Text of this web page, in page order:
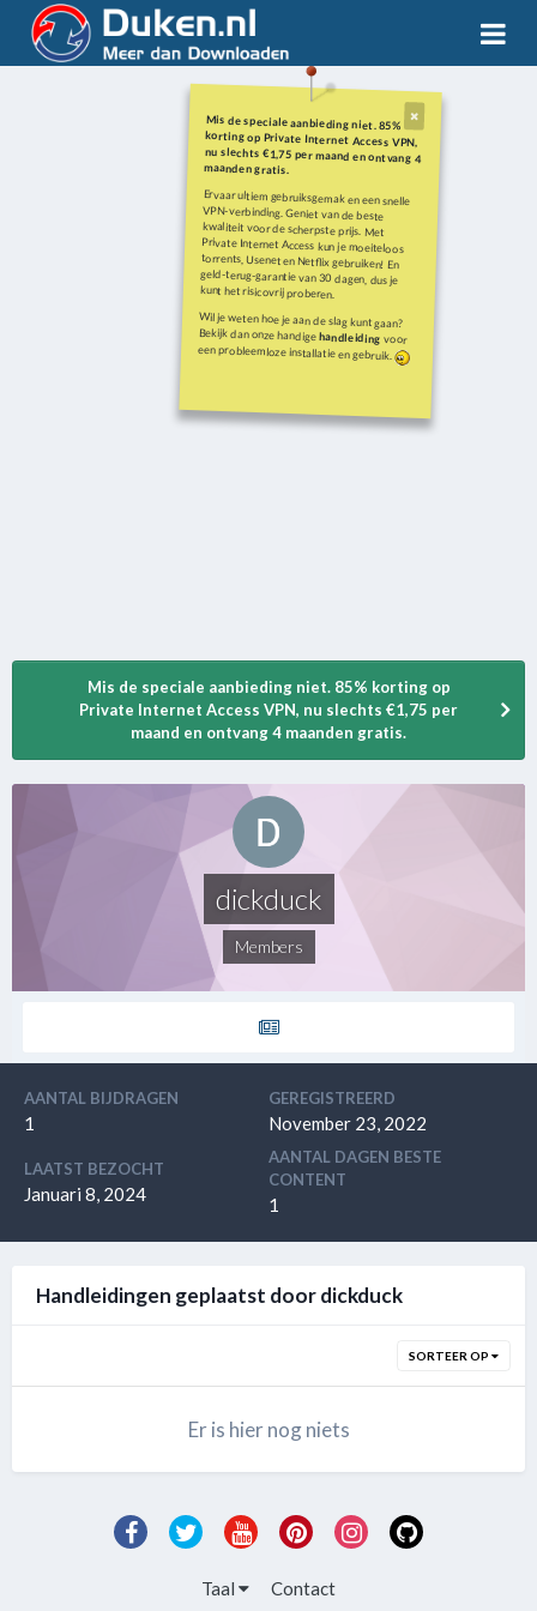
Mis de speciale aanbieding niet. 85%
korting op Private Internet Access VPN,
nu slechts €1,75 per maand en ontvang 4
maanden gratis.
Ervaar ultiem gebruiksgemak en een snelle
VPN-verbinding. Geniet van de beste
kwaliteit voor de scherpste prijs. Met
Private Internet Access kun je moeiteloos
torrents, Usenet en Netflix gebruiken! En
geld-terug-garantie van 30 dagen, dus je
kunt het risicovrij proberen.
Wil je weten hoe je aan de slag kunt gaan?
Bekijk dan onze handigehandleiding voor
een probleemloze installatie en gebruik.
Mis de speciale aanbieding niet. 85% korting op
Private Internet Access VPN, nu slechts €1,75 per
maand en ontvang 4 maanden gratis.
dickduck
Members
AANTAL BIJDRAGEN
1
GEREGISTREERD
November 23, 2022
LAATST BEZOCHT
Januari 8, 2024
AANTAL DAGEN BESTE
CONTENT
1
Handleidingen geplaatst door dickduck
SORTEER OP
Er is hier nog niets
Taal Contact